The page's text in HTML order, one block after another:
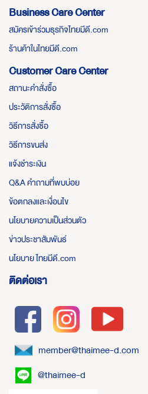
Business Care Center
สมัครเข้าร่วมธุรกิจไทยมีดี.com
ร้านค้าในไทยมีดี.com
Customer Care Center
สถานะคำสั่งซื้อ
ประวัติการสั่งซื้อ
วิธีการสั่งซื้อ
วิธีการขนส่ง
แจ้งชำระเงิน
Q&A คำถามที่พบบ่อย
ข้อตกลงและเงื่อนไข
นโยบายความเป็นส่วนตัว
ข่าวประชาสัมพันธ์
นโยบาย ไทยมีดี.com
ติดต่อเรา
member@thaimee-d.com
@thaimee-d